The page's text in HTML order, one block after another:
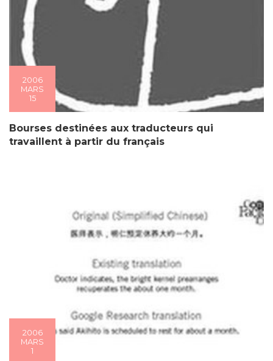
2006
MARS
15
Bourses destinées aux traducteurs qui
travaillent à partir du français
2006
MARS
1